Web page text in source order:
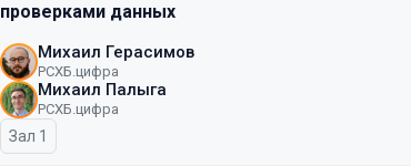
проверками данных
Михаил Герасимов
РСХБ.цифра
Михаил Палыга
РСХБ.цифра
Зал 1